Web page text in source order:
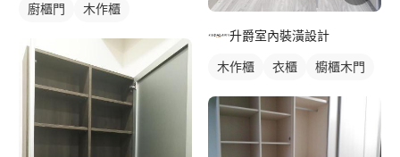
廚櫃門 木作櫃
升爵室內裝潢設計
木作櫃 衣櫃 櫥櫃木門